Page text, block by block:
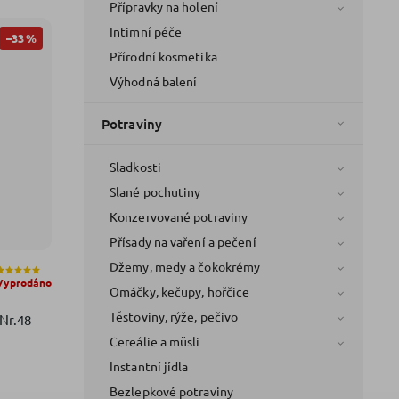
Přípravky na holení
Intimní péče
Přírodní kosmetika
Výhodná balení
Potraviny
Sladkosti
Slané pochutiny
Konzervované potraviny
Přísady na vaření a pečení
Džemy, medy a čokokrémy
Omáčky, kečupy, hořčice
Těstoviny, rýže, pečivo
Cereálie a müsli
Instantní jídla
Bezlepkové potraviny
–33 %